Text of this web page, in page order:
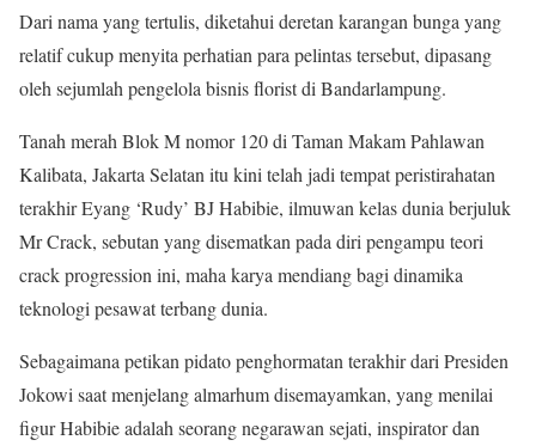
Dari nama yang tertulis, diketahui deretan karangan bunga yang
relatif cukup menyita perhatian para pelintas tersebut, dipasang
oleh sejumlah pengelola bisnis florist di Bandarlampung.
Tanah merah Blok M nomor 120 di Taman Makam Pahlawan
Kalibata, Jakarta Selatan itu kini telah jadi tempat peristirahatan
terakhir Eyang ‘Rudy’ BJ Habibie, ilmuwan kelas dunia berjuluk
Mr Crack, sebutan yang disematkan pada diri pengampu teori
crack progression ini, maha karya mendiang bagi dinamika
teknologi pesawat terbang dunia.
Sebagaimana petikan pidato penghormatan terakhir dari Presiden
Jokowi saat menjelang almarhum disemayamkan, yang menilai
figur Habibie adalah seorang negarawan sejati, inspirator dan